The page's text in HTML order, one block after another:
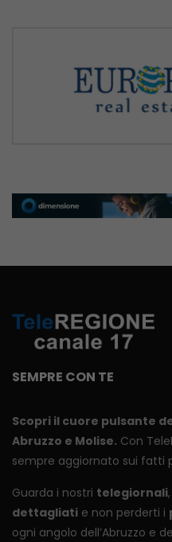
SEMPRE CON TE
Scopri il cuore pulsante
Abruzzo e Molise. Con
sempre aggiornato sui fatti
Guarda i nostri telegiornali
dettagliati e non perderti i
ogni angolo dell’Abruzzo e